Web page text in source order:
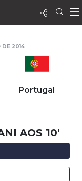
DE 2014
Portugal
AOS 10'